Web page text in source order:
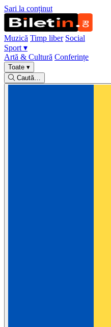
Sari la conținut
Muzică Timp liber Social
Sport ▾
Artă & Cultură Conferințe
Toate ▾
Caută…